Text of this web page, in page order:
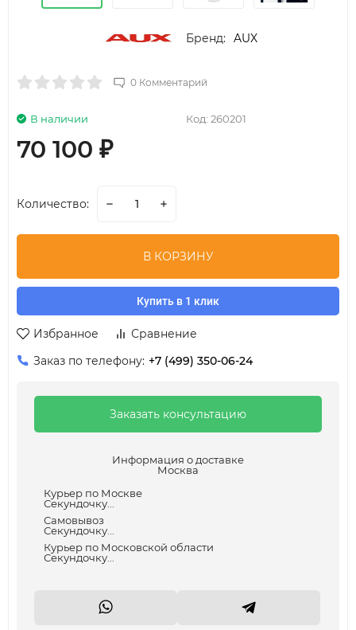
Бренд: AUX
0 Комментарий
Код: 260201
В наличии
70 100 ₽
Количество:
В КОРЗИНУ
Купить в 1 клик
Избранное
Сравнение
Заказ по телефону: +7 (499) 350-06-24
Заказать консультацию
Информация о доставке
Москва
Курьер по Москве
Секундочку...
Самовывоз
Секундочку...
Курьер по Московской области
Секундочку...